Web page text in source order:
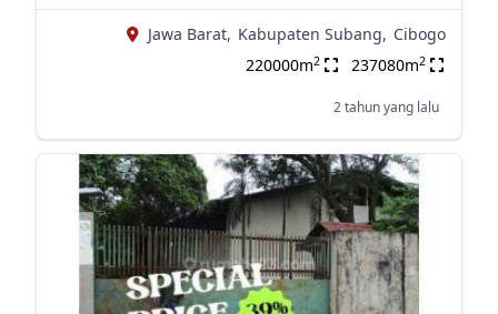
Jawa Barat, Kabupaten Subang, Cibogo
220000m2 237080m2
2 tahun yang lalu